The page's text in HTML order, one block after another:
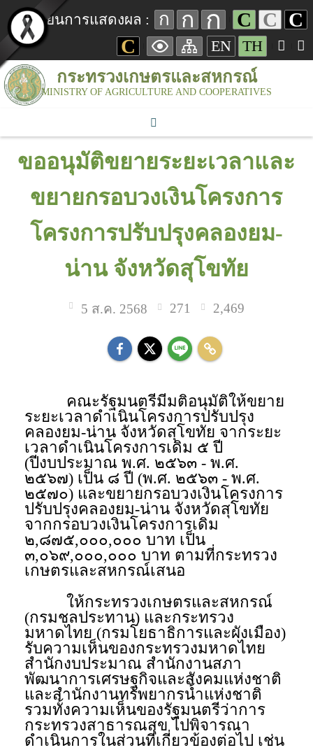
เปลี่ยนการแสดงผล : ก ก ก C C C
C
EN TH
กระทรวงเกษตรและสหกรณ์
MINISTRY OF AGRICULTURE AND COOPERATIVES
ขออนุมัติขยายระยะเวลาและ
ขยายกรอบวงเงินโครงการ
โครงการปรับปรุงคลองยม-
น่าน จังหวัดสุโขทัย
5 ส.ค. 2568 271 2,469
คณะรัฐมนตรีมีมติอนุมัติให้ขยาย
ระยะเวลาดำเนินโครงการปรับปรุง
คลองยม-น่าน จังหวัดสุโขทัย จากระยะ
เวลาดำเนินโครงการเดิม ๕ ปี
(ปีงบประมาณ พ.ศ. ๒๕๖๓ - พ.ศ.
๒๕๖๗) เป็น ๘ ปี (พ.ศ. ๒๕๖๓ - พ.ศ.
๒๕๗๐) และขยายกรอบวงเงินโครงการ
ปรับปรุงคลองยม-น่าน จังหวัดสุโขทัย
จากกรอบวงเงินโครงการเดิม
๒,๘๗๕,๐๐๐,๐๐๐ บาท เป็น
๓,๐๖๙,๐๐๐,๐๐๐ บาท ตามที่กระทรวง
เกษตรและสหกรณ์เสนอ
ให้กระทรวงเกษตรและสหกรณ์
(กรมชลประทาน) และกระทรวง
มหาดไทย (กรมโยธาธิการและผังเมือง)
รับความเห็นของกระทรวงมหาดไทย
สำนักงบประมาณ สำนักงานสภา
พัฒนาการเศรษฐกิจและสังคมแห่งชาติ
และสำนักงานทรัพยากรน้ำแห่งชาติ
รวมทั้งความเห็นของรัฐมนตรีว่าการ
กระทรวงสาธารณสุข ไปพิจารณา
ดำเนินการในส่วนที่เกี่ยวข้องต่อไป เช่น